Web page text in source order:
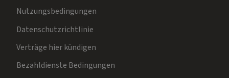
Nutzungsbedingungen
Datenschutzrichtlinie
Verträge hier kündigen
Bezahldienste Bedingungen